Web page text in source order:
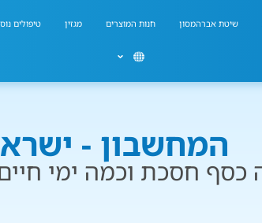
שיטת אברהמסון חנות המוצרים מגזין טיפולים
המחשבון -
כסף חסכת וכמה ימי